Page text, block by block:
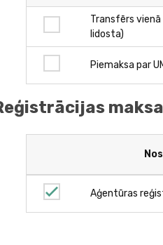
Transfērs
lidosta)
Piemaksa par
maksa
Aģentūras